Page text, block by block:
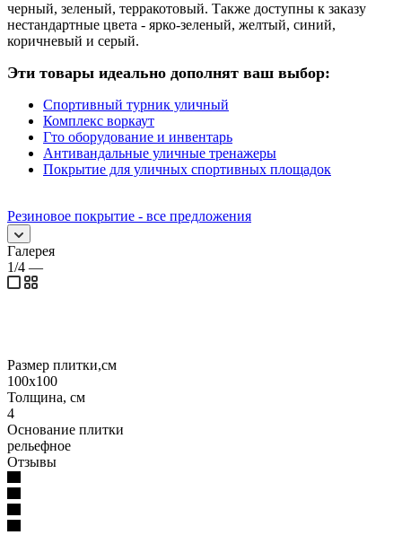
черный, зеленый, терракотовый. Также доступны к заказу
нестандартные цвета - ярко-зеленый, желтый, синий,
коричневый и серый.
Эти товары идеально дополнят ваш выбор:
Спортивный турник уличный
Комплекс воркаут
Гто оборудование и инвентарь
Антивандальные уличные тренажеры
Покрытие для уличных спортивных площадок
Резиновое покрытие - все предложения
Галерея
1/4 —
Размер плитки,см
100х100
Толщина, см
4
Основание плитки
рельефное
Отзывы